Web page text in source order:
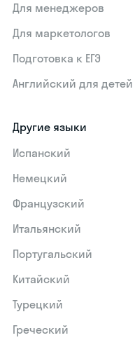
Для менеджеров
Для маркетологов
Подготовка к ЕГЭ
Английский для детей
Другие языки
Испанский
Немецкий
Французский
Итальянский
Португальский
Китайский
Турецкий
Греческий